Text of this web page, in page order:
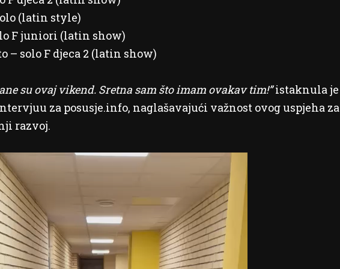
(latin style)
F juniori (latin show)
– solo F djeca 2 (latin show)
su ovaj vikend. Sretna sam što imam ovakav tim!”istaknula je
za posusje.info, naglašavajući važnost ovog uspjeha za
razvoj.